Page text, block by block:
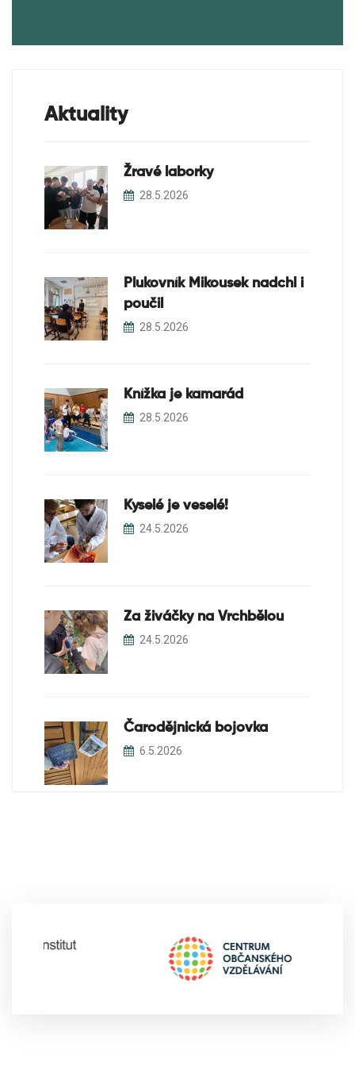
Aktuality
Žravé laborky
28.5.2026
Plukovník Mikousek nadchl i
poučil
28.5.2026
Knížka je kamarád
28.5.2026
Kyselé je veselé!
24.5.2026
Za živáčky na Vrchbělou
24.5.2026
Čarodějnická bojovka
6.5.2026